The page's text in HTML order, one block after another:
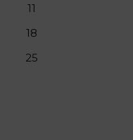
11
18
25